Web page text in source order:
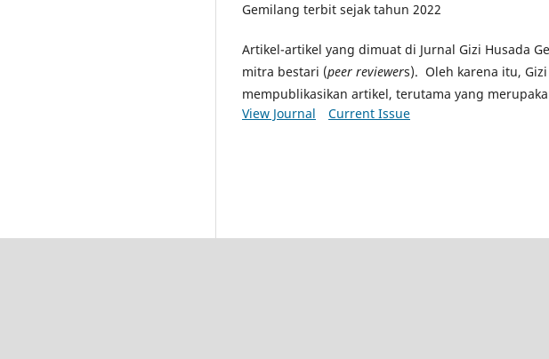
Gemilang terbit sejak tahun 2022
Artikel-artikel yang dimuat di Jurnal Gizi Husada
mitra bestari (peer reviewers). Oleh karena itu,
mempublikasikan artikel, terutama yang
View Journal
Current Issue